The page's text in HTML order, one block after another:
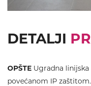
DETALJI
OPŠTE Ugradna
povećanom IP